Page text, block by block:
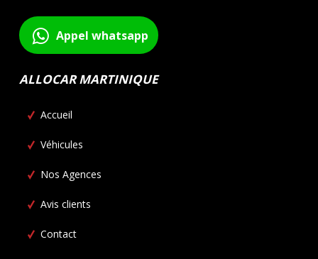
Appel whatsapp
ALLOCAR MARTINIQUE
Accueil
Véhicules
Nos Agences
Avis clients
Contact